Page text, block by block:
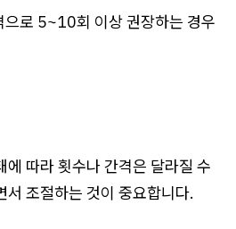
로 5~10회 이상 권장하는 경우
에 따라 횟수나 간격은 달라질 수
서 조절하는 것이 중요합니다.